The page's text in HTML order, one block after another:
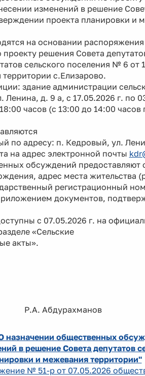
изменений в решение
проекта планировки и
на основании
решения Совета
сельского поселения № 6 от
с.Елизарово.
здание администрации
д. 9 а, с 17.05.2026 г. по
часов (с 13:00 до 14:00
по адресу: п. Кедровый, ул.
на адрес электронной почты
обсуждений предоставляют
адрес места жительства
регистрационный
документов,
с 07.05.2026 г. на
«Сельские
акты».
Абдурахманов
общественных
в решение Совета депутатов
и межевания территории"
№ 51-р от 07.05.2026